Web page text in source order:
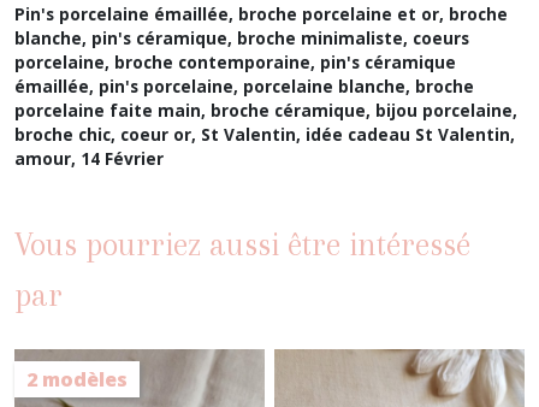
Pin's porcelaine émaillée, broche porcelaine et or, broche
blanche, pin's céramique, broche minimaliste, coeurs
porcelaine, broche contemporaine, pin's céramique
émaillée, pin's porcelaine, porcelaine blanche, broche
porcelaine faite main, broche céramique, bijou porcelaine,
broche chic, coeur or, St Valentin, idée cadeau St Valentin,
amour, 14 Février
Vous pourriez aussi être intéressé
par
2 modèles